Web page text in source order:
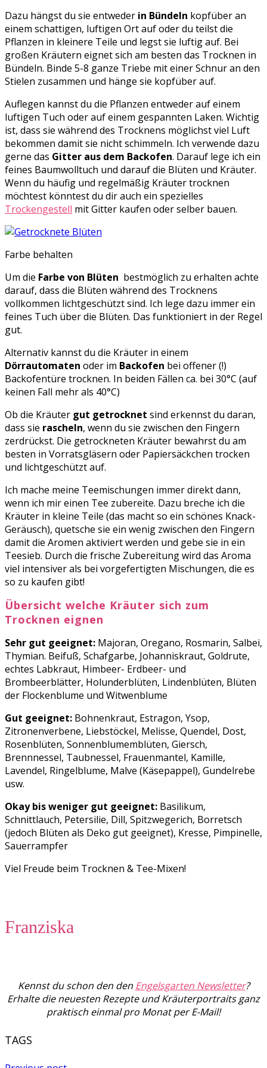
Dazu hängst du sie entweder in Bündeln kopfüber an
einem schattigen, luftigen Ort auf oder du teilst die
Pflanzen in kleinere Teile und legst sie luftig auf. Bei
großen Kräutern eignet sich am besten das Trocknen in
Bündeln. Binde 5-8 ganze Triebe mit einer Schnur an den
Stielen zusammen und hänge sie kopfüber auf.
Auflegen kannst du die Pflanzen entweder auf einem
luftigen Tuch oder auf einem gespannten Laken. Wichtig
ist, dass sie während des Trocknens möglichst viel Luft
bekommen damit sie nicht schimmeln. Ich verwende dazu
gerne das Gitter aus dem Backofen. Darauf lege ich ein
feines Baumwolltuch und darauf die Blüten und Kräuter.
Wenn du häufig und regelmäßig Kräuter trocknen
möchtest könntest du dir auch ein spezielles
Trockengestell mit Gitter kaufen oder selber bauen.
Farbe behalten
Um die Farbe von Blüten bestmöglich zu erhalten achte
darauf, dass die Blüten während des Trocknens
vollkommen lichtgeschützt sind. Ich lege dazu immer ein
feines Tuch über die Blüten. Das funktioniert in der Regel
gut.
Alternativ kannst du die Kräuter in einem
Dörrautomaten oder im Backofen bei offener (!)
Backofentüre trocknen. In beiden Fällen ca. bei 30°C (auf
keinen Fall mehr als 40°C)
Ob die Kräuter gut getrocknet sind erkennst du daran,
dass sie rascheln, wenn du sie zwischen den Fingern
zerdrückst. Die getrockneten Kräuter bewahrst du am
besten in Vorratsgläsern oder Papiersäckchen trocken
und lichtgeschützt auf.
Ich mache meine Teemischungen immer direkt dann,
wenn ich mir einen Tee zubereite. Dazu breche ich die
Kräuter in kleine Teile (das macht so ein schönes Knack-
Geräusch), quetsche sie ein wenig zwischen den Fingern
damit die Aromen aktiviert werden und gebe sie in ein
Teesieb. Durch die frische Zubereitung wird das Aroma
viel intensiver als bei vorgefertigten Mischungen, die es
so zu kaufen gibt!
Übersicht welche Kräuter sich zum
Trocknen eignen
Sehr gut geeignet: Majoran, Oregano, Rosmarin, Salbei,
Thymian. Beifuß, Schafgarbe, Johanniskraut, Goldrute,
echtes Labkraut, Himbeer- Erdbeer- und
Brombeerblätter, Holunderblüten, Lindenblüten, Blüten
der Flockenblume und Witwenblume
Gut geeignet: Bohnenkraut, Estragon, Ysop,
Zitronenverbene, Liebstöckel, Melisse, Quendel, Dost,
Rosenblüten, Sonnenblumemblüten, Giersch,
Brennnessel, Taubnessel, Frauenmantel, Kamille,
Lavendel, Ringelblume, Malve (Käsepappel), Gundelrebe
usw.
Okay bis weniger gut geeignet: Basilikum,
Schnittlauch, Petersilie, Dill, Spitzwegerich, Borretsch
(jedoch Blüten als Deko gut geeignet), Kresse, Pimpinelle,
Sauerrampfer
Viel Freude beim Trocknen & Tee-Mixen!
Franziska
Kennst du schon den den Engelsgarten Newsletter?
Erhalte die neuesten Rezepte und Kräuterportraits ganz
praktisch einmal pro Monat per E-Mail!
TAGS